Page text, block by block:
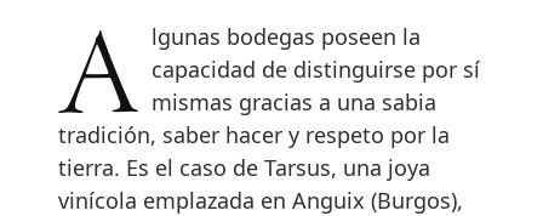
Algunas bodegas poseen la capacidad de distinguirse por sí
mismas gracias a una sabia
tradición, saber hacer y respeto por la
tierra. Es el caso de Tarsus, una joya
vinícola emplazada en Anguix (Burgos),